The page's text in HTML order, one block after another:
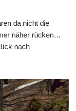
da nicht die
näher rücken…
nach